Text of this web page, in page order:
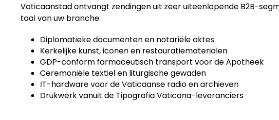
Vaticaanstad ontvangt zendingen uit zeer uiteenlopende B2B-
taal van uw branche:
Diplomatieke documenten en notariële aktes
Kerkelijke kunst, iconen en restauratiematerialen
GDP-conform farmaceutisch transport voor de Apotheek
Ceremoniële textiel en liturgische gewaden
IT-hardware voor de Vaticaanse radio en archieven
Drukwerk vanuit de Tipografia Vaticana-leveranciers